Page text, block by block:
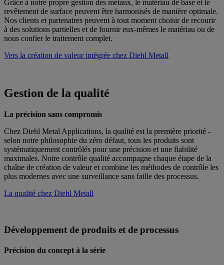
Grâce à notre propre gestion des métaux, le matériau de base et le
revêtement de surface peuvent être harmonisés de manière optimale.
Nos clients et partenaires peuvent à tout moment choisir de recourir
à des solutions partielles et de fournir eux-mêmes le matériau ou de
nous confier le traitement complet.
Vers la création de valeur intégrée chez Diehl Metall
Gestion de la qualité
La précision sans compromis
Chez Diehl Metal Applications, la qualité est la première priorité -
selon notre philosophie du zéro défaut, tous les produits sont
systématiquement contrôlés pour une précision et une fiabilité
maximales. Notre contrôle qualité accompagne chaque étape de la
chaîne de création de valeur et combine les méthodes de contrôle les
plus modernes avec une surveillance sans faille des processus.
La qualité chez Diehl Metall
Développement de produits et de processus
Précision du concept à la série